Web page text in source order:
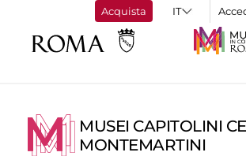
Acquista
MUSEI CAPITOLINI
MONTEMARTINI